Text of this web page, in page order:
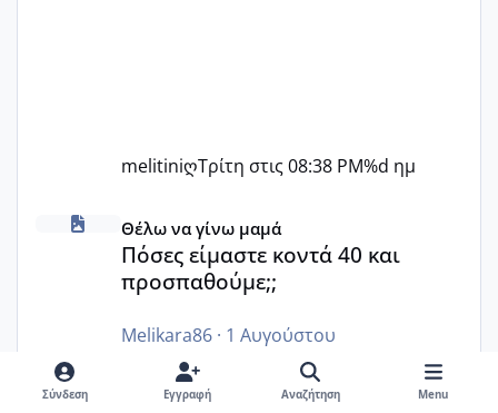
melitiniღΤρίτη στις 08:38 PM%d ημ
Πόσες είμαστε κοντά 40 και προσπαθούμε;;
Θέλω να γίνω μαμά
Πόσες είμαστε κοντά 40 και
προσπαθούμε;;
Melikara86· 1 Αυγούστου
Καλησπέρα... Είμαι κοντά στα 40. Και.
Προσπαθώ για ένα ακόμα παιδάκι... Έχω
Σύνδεση Εγγραφή Αναζήτηση Menu